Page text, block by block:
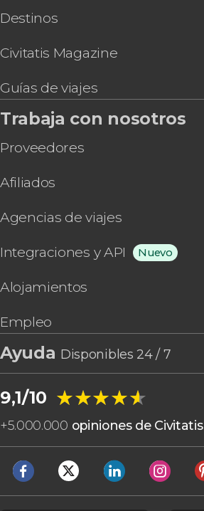
Destinos
Civitatis Magazine
Guías de viajes
Trabaja con nosotros
Proveedores
Afiliados
Agencias de viajes
Integraciones y API Nuevo
Alojamientos
Empleo
Ayuda Disponibles 24 / 7
9,1/10 ★★★★★
★★★★★
+5.000.000 opiniones de Civitatis